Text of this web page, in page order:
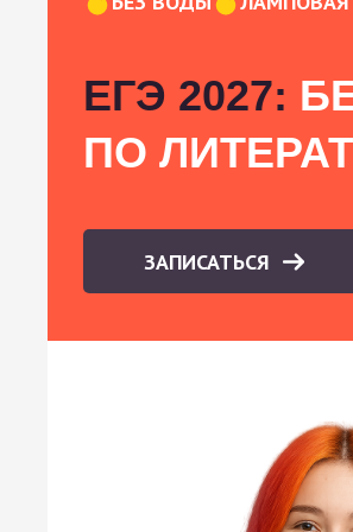
ЕГЭ 2027:
ПО
ЗАПИСАТЬСЯ